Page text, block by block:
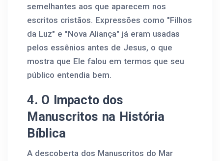
semelhantes aos que aparecem nos
escritos cristãos. Expressões como "Filhos
da Luz" e "Nova Aliança" já eram usadas
pelos essênios antes de Jesus, o que
mostra que Ele falou em termos que seu
público entendia bem.
4. O Impacto dos
Manuscritos na História
Bíblica
A descoberta dos Manuscritos do Mar